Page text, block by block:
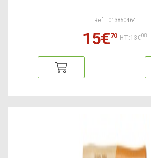
Ref : 013850464
15€70 HT:13€08